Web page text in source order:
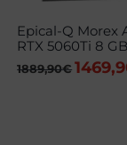
Epical-Q Morex
RTX 5060Ti 8
1889,90€ El